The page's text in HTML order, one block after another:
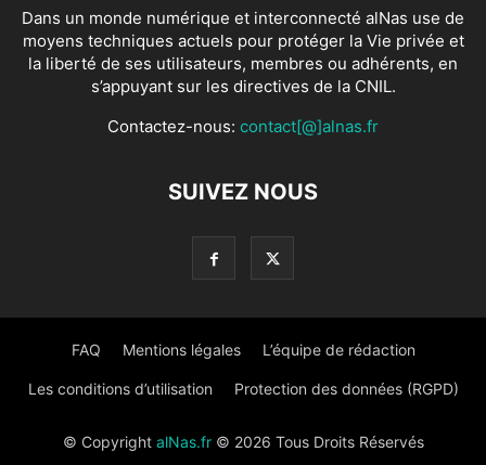
Dans un monde numérique et interconnecté alNas use de
moyens techniques actuels pour protéger la Vie privée et
la liberté de ses utilisateurs, membres ou adhérents, en
s’appuyant sur les directives de la CNIL.
Contactez-nous: contact[@]alnas.fr
SUIVEZ NOUS
FAQ Mentions légales L’équipe de rédaction
Les conditions d’utilisation Protection des données (RGPD)
© Copyright alNas.fr© 2026 Tous Droits Réservés